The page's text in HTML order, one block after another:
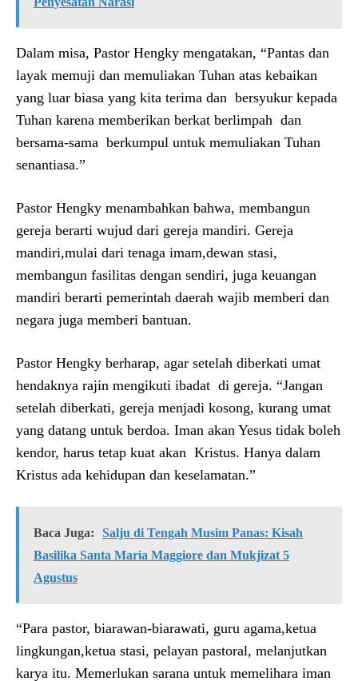
Dalam misa, Pastor Hengky mengatakan, “Pantas dan
layak memuji dan memuliakan Tuhan atas kebaikan
yang luar biasa yang kita terima dan bersyukur kepada
Tuhan karena memberikan berkat berlimpah dan
bersama-sama berkumpul untuk memuliakan Tuhan
senantiasa.”
Pastor Hengky menambahkan bahwa, membangun
gereja berarti wujud dari gereja mandiri. Gereja
mandiri,mulai dari tenaga imam,dewan stasi,
membangun fasilitas dengan sendiri, juga keuangan
mandiri berarti pemerintah daerah wajib memberi dan
negara juga memberi bantuan.
Pastor Hengky berharap, agar setelah diberkati umat
hendaknya rajin mengikuti ibadat di gereja. “Jangan
setelah diberkati, gereja menjadi kosong, kurang umat
yang datang untuk berdoa. Iman akan Yesus tidak boleh
kendor, harus tetap kuat akan Kristus. Hanya dalam
Kristus ada kehidupan dan keselamatan.”
Baca Juga:
Salju di Tengah Musim Panas: Kisah
Basilika Santa Maria Maggiore dan Mukjizat 5
Agustus
“Para pastor, biarawan-biarawati, guru agama,ketua
lingkungan,ketua stasi, pelayan pastoral, melanjutkan
karya itu. Memerlukan sarana untuk memelihara iman